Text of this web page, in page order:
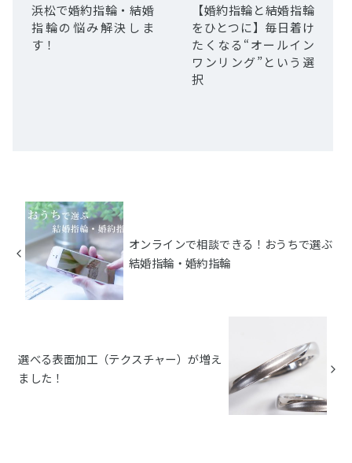
浜松で婚約指輪・結婚
指輪の悩み解決しま
す！
【婚約指輪と結婚指輪
をひとつに】毎日着け
たくなる“オールイン
ワンリング”という選
択
オンラインで相談できる！おうちで選ぶ
結婚指輪・婚約指輪
選べる表面加工（テクスチャー）が増え
ました！